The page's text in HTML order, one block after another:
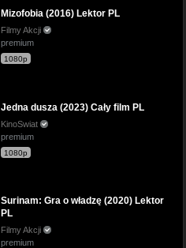
Mizofobia (2016) Lektor PL
Filmy Akcji
premium
1080p
Jedna dusza (2023) Cały film PL
KinoSwiat
premium
1080p
Surinam: Gra o władzę (2020) Lektor
PL
Filmy Akcji
premium